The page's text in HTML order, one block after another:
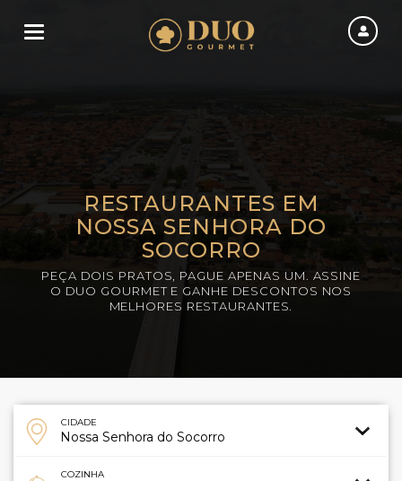
Toggle navigation
RESTAURANTES EM
NOSSA SENHORA DO
SOCORRO
PEÇA DOIS PRATOS, PAGUE APENAS UM. ASSINE
O DUO GOURMET E GANHE DESCONTOS NOS
MELHORES RESTAURANTES.
CIDADE
COZINHA